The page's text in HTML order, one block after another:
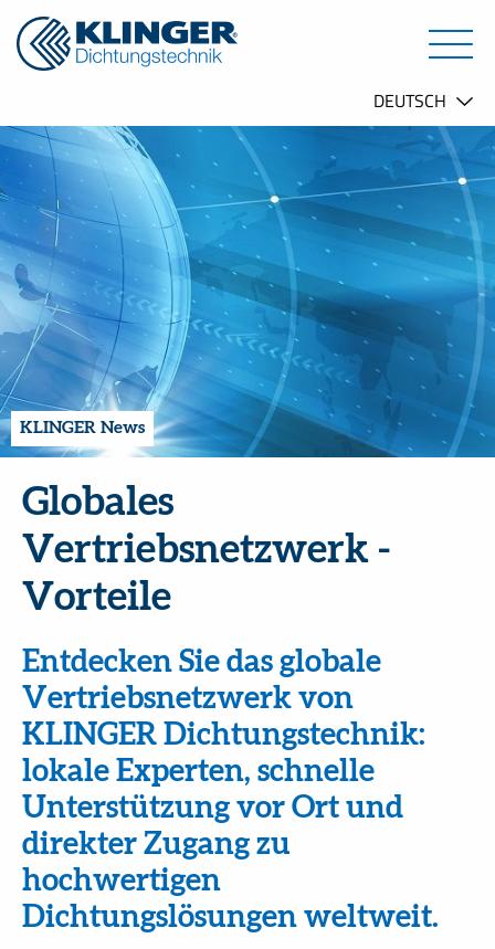
KLINGER News
Globales
Vertriebsnetzwerk -
Vorteile
Entdecken Sie das globale
Vertriebsnetzwerk von
KLINGER Dichtungstechnik:
lokale Experten, schnelle
Unterstützung vor Ort und
direkter Zugang zu
hochwertigen
Dichtungslösungen weltweit.